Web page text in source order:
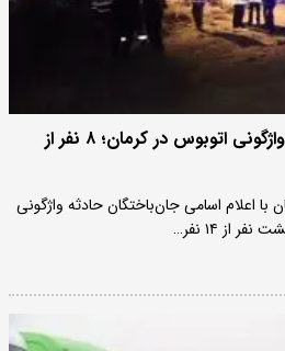
جدیدترین جزئیات از حادثه واژگونی اتوبوس در کرمان؛ ۸ نفر از
با اعلام اسامی جان‌باختگان حادثه واژگونی
۱۴ نفر…